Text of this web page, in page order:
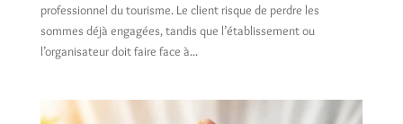
professionnel du tourisme. Le client risque de perdre les
sommes déjà engagées, tandis que l’établissement ou
l’organisateur doit faire face à...